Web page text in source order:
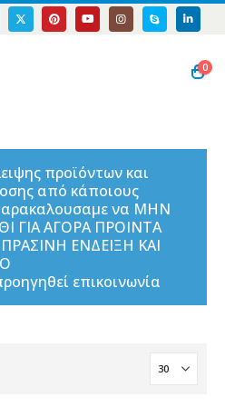
0
προϊόντων και
από κάποιους
να ΜΗΝ
ΓΙΑ ΑΓΟΡΑ ΠΡΟΙΝΤΑ
ΕΝΔΕΙΞΗ ΚΑΙ
επικοινωνία